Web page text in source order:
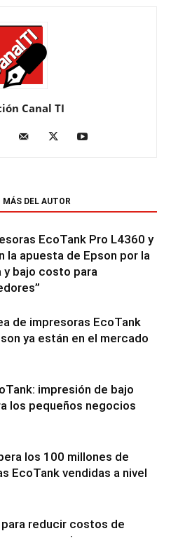
Canal TI
MÁS DEL AUTOR
EcoTank Pro L4360 y
la apuesta de Epson por la
y bajo costo para
de impresoras EcoTank
ya están en el mercado
impresión de bajo
los pequeños negocios
los 100 millones de
EcoTank vendidas a nivel
reducir costos de